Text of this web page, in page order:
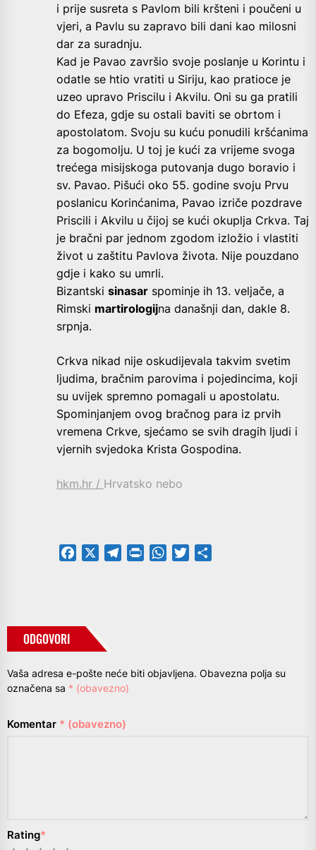
i prije susreta s Pavlom bili kršteni i poučeni u
vjeri, a Pavlu su zapravo bili dani kao milosni
dar za suradnju.
Kad je Pavao završio svoje poslanje u Korintu i
odatle se htio vratiti u Siriju, kao pratioce je
uzeo upravo Priscilu i Akvilu. Oni su ga pratili
do Efeza, gdje su ostali baviti se obrtom i
apostolatom. Svoju su kuću ponudili kršćanima
za bogomolju. U toj je kući za vrijeme svoga
trećega misijskoga putovanja dugo boravio i
sv. Pavao. Pišući oko 55. godine svoju Prvu
poslanicu Korinćanima, Pavao izriče pozdrave
Priscili i Akvilu u čijoj se kući okuplja Crkva. Taj
je bračni par jednom zgodom izložio i vlastiti
život u zaštitu Pavlova života. Nije pouzdano
gdje i kako su umrli.
Bizantski sinasar spominje ih 13. veljače, a
Rimski martirologijna današnji dan, dakle 8.
srpnja.
Crkva nikad nije oskudijevala takvim svetim
ljudima, bračnim parovima i pojedincima, koji
su uvijek spremno pomagali u apostolatu.
Spominjanjem ovog bračnog para iz prvih
vremena Crkve, sjećamo se svih dragih ljudi i
vjernih svjedoka Krista Gospodina.
hkm.hr / Hrvatsko nebo
Facebook TelegramPrintFriendly
WhatsApp
Twitter
ODGOVORI
Vaša adresa e-pošte neće biti objavljena. Obavezna polja su
označena sa * (obavezno)
Komentar * (obavezno)
Rating*